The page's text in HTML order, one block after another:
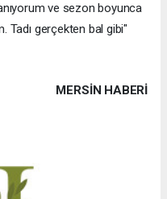
ve sezon boyunca
Tadı gerçekten bal gibi"
MERSIN HABERİ